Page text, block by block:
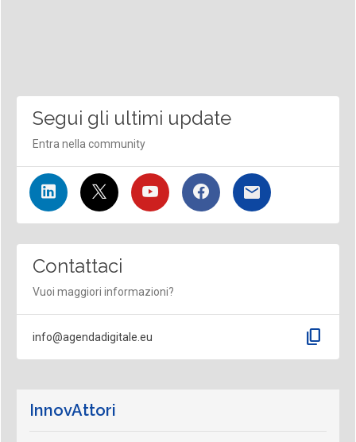
Segui gli ultimi update
Entra nella community
Contattaci
Vuoi maggiori informazioni?
info@agendadigitale.eu content_copy
InnovAttori